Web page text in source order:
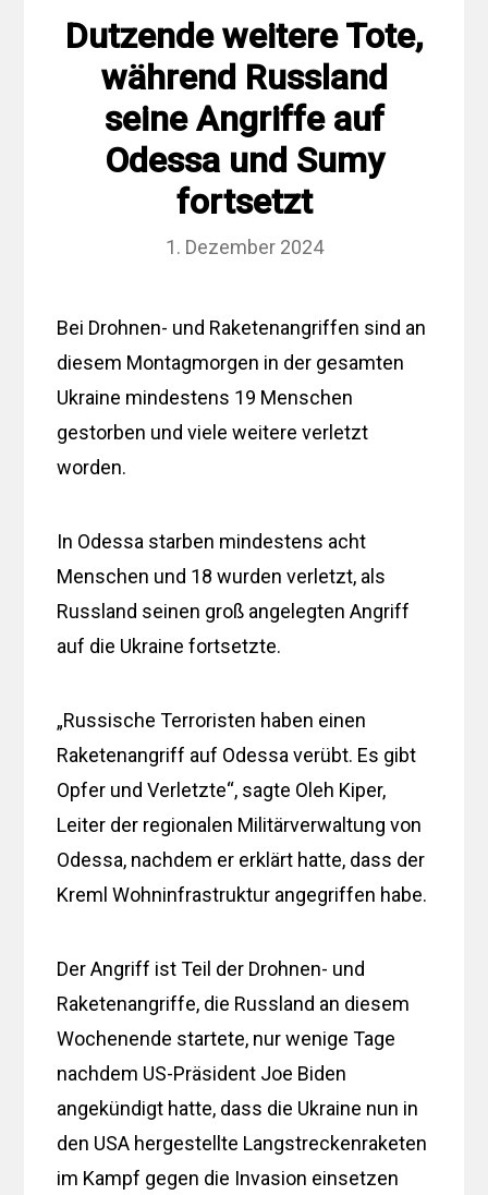
Dutzende weitere Tote,
während Russland
seine Angriffe auf
Odessa und Sumy
fortsetzt
1. Dezember 2024
Bei Drohnen- und Raketenangriffen sind an
diesem Montagmorgen in der gesamten
Ukraine mindestens 19 Menschen
gestorben und viele weitere verletzt
worden.
In Odessa starben mindestens acht
Menschen und 18 wurden verletzt, als
Russland seinen groß angelegten Angriff
auf die Ukraine fortsetzte.
„Russische Terroristen haben einen
Raketenangriff auf Odessa verübt. Es gibt
Opfer und Verletzte“, sagte Oleh Kiper,
Leiter der regionalen Militärverwaltung von
Odessa, nachdem er erklärt hatte, dass der
Kreml Wohninfrastruktur angegriffen habe.
Der Angriff ist Teil der Drohnen- und
Raketenangriffe, die Russland an diesem
Wochenende startete, nur wenige Tage
nachdem US-Präsident Joe Biden
angekündigt hatte, dass die Ukraine nun in
den USA hergestellte Langstreckenraketen
im Kampf gegen die Invasion einsetzen